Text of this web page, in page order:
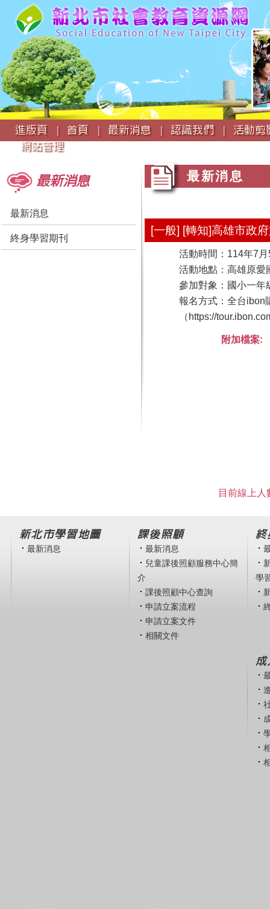
:::
進版頁 |
首頁 | 最新消息 | 認識我們 |
活動
網站管理
最新消息
最新消息
終身學習期刊
最新消息
[一般] [轉知]高雄市政
活動時間：114年7
活動地點：高雄原愛
參加對象：國小一年
報名方式：全台ibon
（https://
附加檔案:
目前線上
新北市學習地圖
最新消息
課後照顧
最新消息
兒童課後照顧服務中心簡
介
課後照顧中心查詢
申請立案流程
申請立案文件
相關文件
終
學